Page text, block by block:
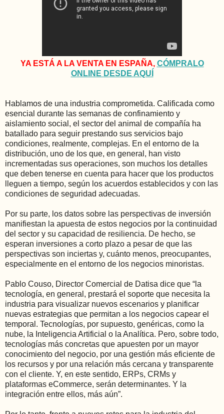
YA ESTÁ A LA VENTA EN ESPAÑA, CÓMPRALO
ONLINE DESDE AQUÍ
Hablamos de una industria comprometida. Calificada como
esencial durante las semanas de confinamiento y
aislamiento social, el sector del animal de compañía ha
batallado para seguir prestando sus servicios bajo
condiciones, realmente, complejas. En el entorno de la
distribución, uno de los que, en general, han visto
incrementadas sus operaciones, son muchos los detalles
que deben tenerse en cuenta para hacer que los productos
lleguen a tiempo, según los acuerdos establecidos y con las
condiciones de seguridad adecuadas.
Por su parte, los datos sobre las perspectivas de inversión
manifiestan la apuesta de estos negocios por la continuidad
del sector y su capacidad de resiliencia. De hecho, se
esperan inversiones a corto plazo a pesar de que las
perspectivas son inciertas y, cuánto menos, preocupantes,
especialmente en el entorno de los negocios minoristas.
Pablo Couso, Director Comercial de Datisa dice que “la
tecnología, en general, prestará el soporte que necesita la
industria para visualizar nuevos escenarios y planificar
nuevas estrategias que permitan a los negocios capear el
temporal. Tecnologías, por supuesto, genéricas, como la
nube, la Inteligencia Artificial o la Analítica. Pero, sobre todo,
tecnologías más concretas que apuesten por un mayor
conocimiento del negocio, por una gestión más eficiente de
los recursos y por una relación más cercana y transparente
con el cliente. Y, en este sentido, ERPs, CRMs y
plataformas eCommerce, serán determinantes. Y la
integración entre ellos, más aún”.